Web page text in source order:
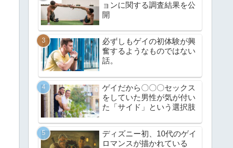
ョンに関する調査結果を公
開
必ずしもゲイの初体験が興
奮するようなものではない
話。
ゲイだから〇〇〇セックス
をしていた男性が気が付い
た「サイド」という選択肢
ディズニー初、10代のゲイ
ロマンスが描かれている